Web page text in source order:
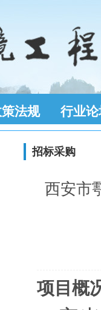
法规 行业
招标采购
西安市
项目概